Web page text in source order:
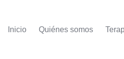
Inicio Quiénes somos